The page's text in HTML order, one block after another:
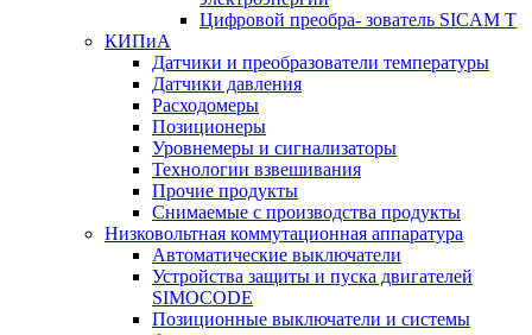
Цифровой преобра- зователь SICAM T
КИПиА
Датчики и преобразователи температуры
Датчики давления
Расходомеры
Позиционеры
Уровнемеры и сигнализаторы
Технологии взвешивания
Прочие продукты
Снимаемые с производства продукты
Низковольтная коммутационная аппаратура
Автоматические выключатели
Устройства защиты и пуска двигателей
SIMOCODE
Позиционные выключатели и системы